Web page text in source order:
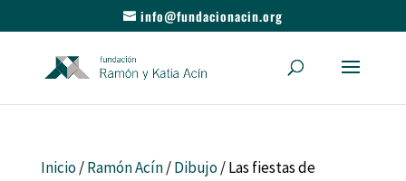
info@fundacionacin.org
Inicio/Ramón Acín/Dibujo/ Las fiestas de